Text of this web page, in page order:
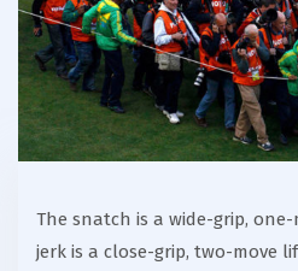
The snatch is a wide-grip,
jerk is a close-grip, two-move